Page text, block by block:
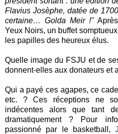
Flavius Josèphe, datée de
certaine… Golda Meir !"
Yeux Noirs, un buffet
les papilles des heureux élus.
Quelle image du FSJU et de
donnent-elles aux donateurs et
Qui a payé ces agapes, ce
etc. ? Ces réceptions ne
indécentes alors que tant
dramatiquement ? Pour
passionné par le basketball,